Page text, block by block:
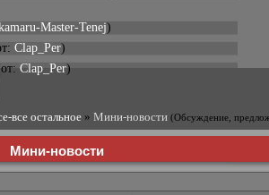
Master-Tenej)
Clap_Per)
Clap_Per)
все остальное » Мини-новости (Обсуждение,
Мини-новости